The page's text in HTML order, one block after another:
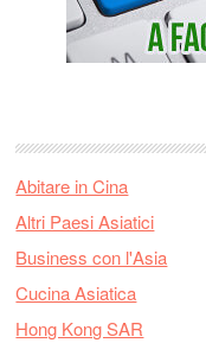
Abitare in Cina
Altri Paesi Asiatici
Business con l'Asia
Cucina Asiatica
Hong Kong SAR